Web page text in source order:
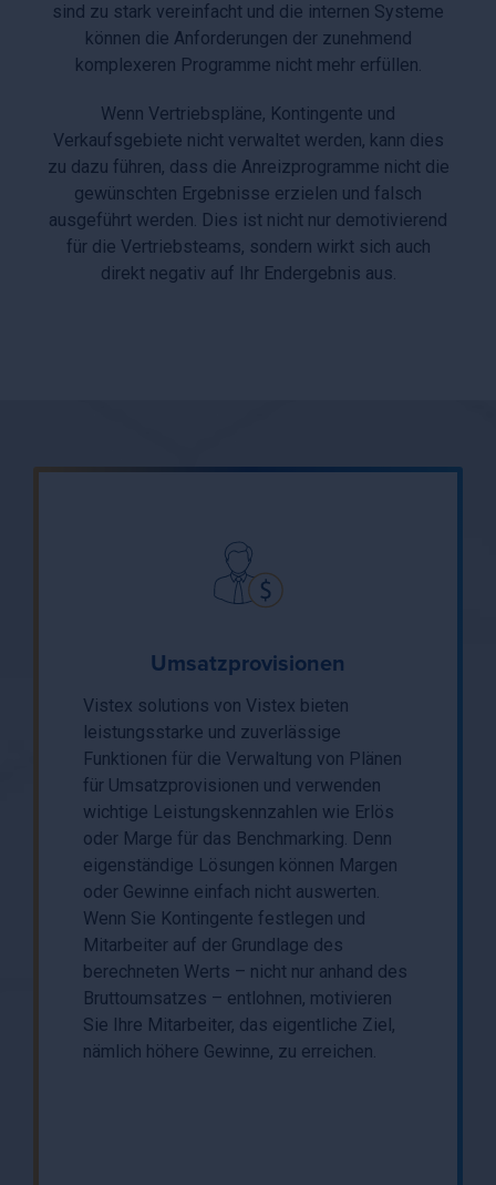
sind zu stark vereinfacht und die internen Systeme
können die Anforderungen der zunehmend
komplexeren Programme nicht mehr erfüllen.
Wenn Vertriebspläne, Kontingente und
Verkaufsgebiete nicht verwaltet werden, kann dies
zu dazu führen, dass die Anreizprogramme nicht die
gewünschten Ergebnisse erzielen und falsch
ausgeführt werden. Dies ist nicht nur demotivierend
für die Vertriebsteams, sondern wirkt sich auch
direkt negativ auf Ihr Endergebnis aus.
Umsatzprovisionen
Vistex solutions von Vistex bieten
leistungsstarke und zuverlässige
Funktionen für die Verwaltung von Plänen
für Umsatzprovisionen und verwenden
wichtige Leistungskennzahlen wie Erlös
oder Marge für das Benchmarking. Denn
eigenständige Lösungen können Margen
oder Gewinne einfach nicht auswerten.
Wenn Sie Kontingente festlegen und
Mitarbeiter auf der Grundlage des
berechneten Werts – nicht nur anhand des
Bruttoumsatzes – entlohnen, motivieren
Sie Ihre Mitarbeiter, das eigentliche Ziel,
nämlich höhere Gewinne, zu erreichen.